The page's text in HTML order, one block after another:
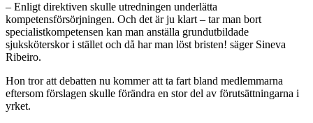
– Enligt direktiven skulle utredningen underlätta
kompetensförsörjningen. Och det är ju klart – tar man bort
specialistkompetensen kan man anställa grundutbildade
sjuksköterskor i stället och då har man löst bristen! säger Sineva
Ribeiro.
Hon tror att debatten nu kommer att ta fart bland medlemmarna
eftersom förslagen skulle förändra en stor del av förutsättningarna i
yrket.